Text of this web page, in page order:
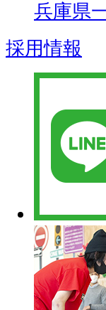
兵庫県
採用情報